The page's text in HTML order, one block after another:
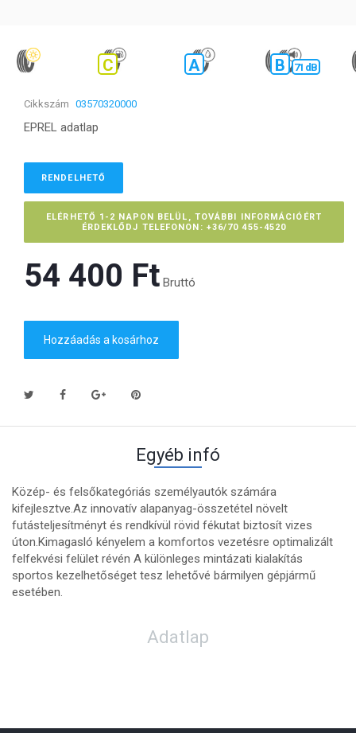
C A B 71 dB
Cikkszám 03570320000
EPREL adatlap
RENDELHETŐ
ELÉRHETŐ 1-2 NAPON BELÜL, TOVÁBBI INFORMÁCIÓÉRT
ÉRDEKLŐDJ TELEFONON: +36/70 455-4520
54 400 Ft‎ Bruttó
Hozzáadás a kosárhoz
Egyéb infó
Közép- és felsőkategóriás személyautók számára
kifejlesztve.Az innovatív alapanyag-összetétel növelt
futásteljesítményt és rendkívül rövid fékutat biztosít vizes
úton.Kimagasló kényelem a komfortos vezetésre optimalizált
felfekvési felület révén A különleges mintázati kialakítás
sportos kezelhetőséget tesz lehetővé bármilyen gépjármű
esetében.
Adatlap